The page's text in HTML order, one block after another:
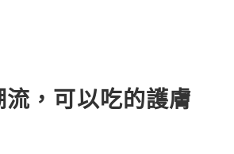
流，可以吃的護膚